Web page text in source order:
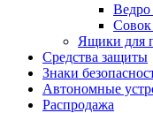
Ведро
Совок
Ящики для
Средства защиты
Знаки
Автономные
Распродажа